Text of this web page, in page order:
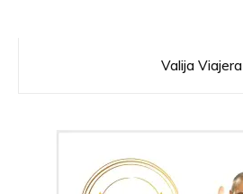
Valija Viajera